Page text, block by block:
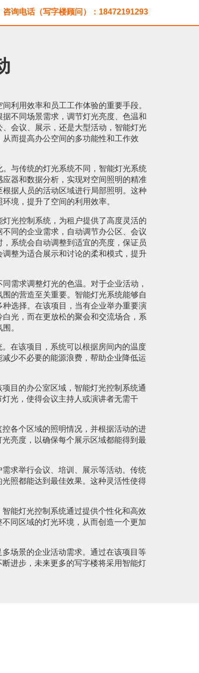
咨询电话（写字楼顾问）：18472191293
利用效率和员工工作体验的重要手段。
不同场景需求，调节灯光亮度、色温和
会议、展示，还是大型活动，智能灯光
而提高办公空间的多功能性和工作效
与传统的灯光系统不同，智能灯光系统
器和数据分析，实现对空间照明的精准
据人员的活动区域进行局部照明。这种
境，提升了空间的利用效率。
光控制系统，为租户提供了高度灵活的
同的企业需求，自动调节办公区、会议
系统会自动调整到适宜的亮度，保证员
整为适合展示和讨论的柔和模式，提升
需求调整灯光的色温。对于企业活动，
的营造至关重要。智能灯光系统能够自
选择。在该项目，当有企业举办重要演
光，而在更放松的聚会和交流场合，系
。
在该项目，系统可以根据房间内的温度
少不必要的能源浪费，帮助企业降低运
目的办公室区域，智能灯光控制系统通
光，使得会议主持人或演讲者无需干
各个区域的照明情况，并根据活动的进
亮度，以确保每个展示区域都能得到最
求举行会议、培训、展示等活动。传统
照都能达到最佳效果。这种灵活性使得
能灯光控制系统通过提供个性化和高效
同区域的灯光环境，从而创造一个更加
场景的企业活动需求。通过在该项目等
进步，未来更多的写字楼将采用智能灯